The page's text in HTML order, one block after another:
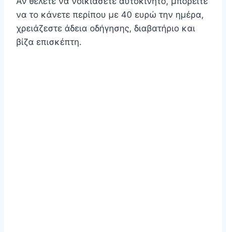
να το κάνετε περίπου με 40 ευρώ την ημέρα,
χρειάζεστε άδεια οδήγησης, διαβατήριο και
βίζα επισκέπτη.